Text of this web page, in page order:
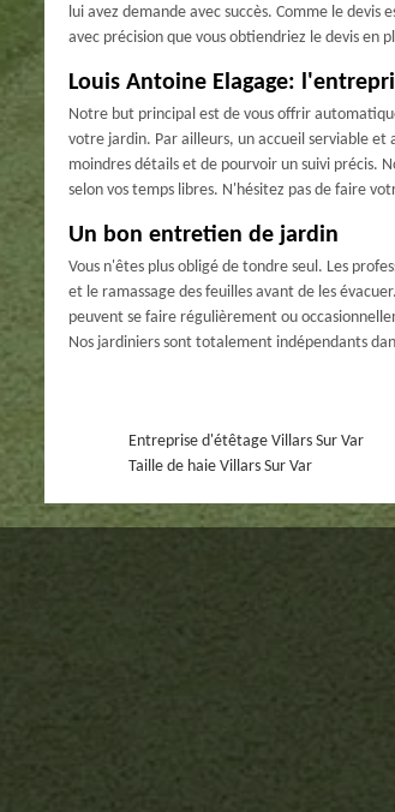
lui avez demande avec succès. Comme le
avec précision que vous obtiendriez le devis en
Louis Antoine Elagage:
Notre but principal est de vous offrir
votre jardin. Par ailleurs, un accueil serviable et
moindres détails et de pourvoir un suivi précis.
selon vos temps libres. N'hésitez pas de faire
Un bon entretien de jardin
Vous n'êtes plus obligé de tondre seul. Les
et le ramassage des feuilles avant de les
peuvent se faire régulièrement ou
Nos jardiniers sont totalement indépendants
Entreprise d'étêtage Villars Sur Var
Taille de haie Villars Sur Var